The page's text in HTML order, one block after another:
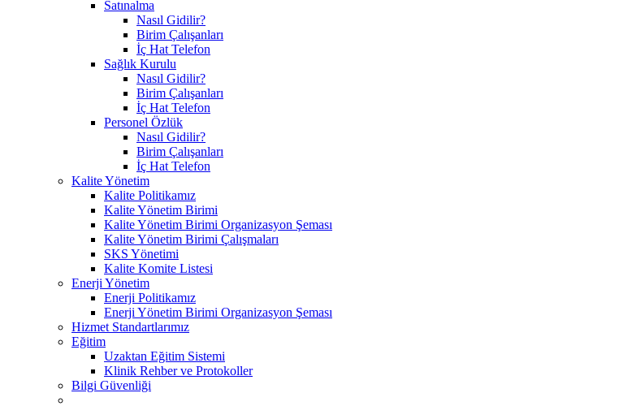
Satınalma
Nasıl Gidilir?
Birim Çalışanları
İç Hat Telefon
Sağlık Kurulu
Nasıl Gidilir?
Birim Çalışanları
İç Hat Telefon
Personel Özlük
Nasıl Gidilir?
Birim Çalışanları
İç Hat Telefon
Kalite Yönetim
Kalite Politikamız
Kalite Yönetim Birimi
Kalite Yönetim Birimi Organizasyon Şeması
Kalite Yönetim Birimi Çalışmaları
SKS Yönetimi
Kalite Komite Listesi
Enerji Yönetim
Enerji Politikamız
Enerji Yönetim Birimi Organizasyon Şeması
Hizmet Standartlarımız
Eğitim
Uzaktan Eğitim Sistemi
Klinik Rehber ve Protokoller
Bilgi Güvenliği